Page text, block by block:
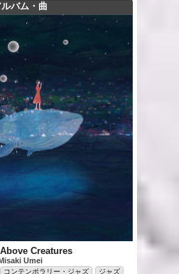
ルバム・曲
Creatures
Misaki Umei
コンテンポラリー・ジャズ
ジャズ